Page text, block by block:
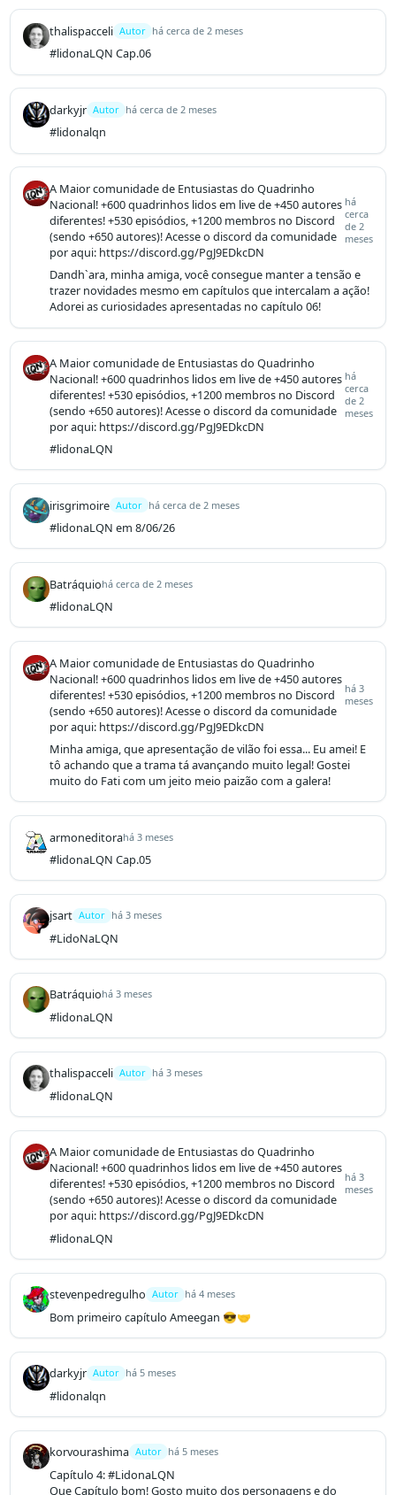
thalispacceli Autor há cerca de 2 meses
#lidonaLQN Cap.06
darkyjr Autor há cerca de 2 meses
#lidonalqn
A Maior comunidade de Entusiastas do Quadrinho
Nacional! +600 quadrinhos lidos em live de +450 autores
diferentes! +530 episódios, +1200 membros no Discord
(sendo +650 autores)! Acesse o discord da comunidade
por aqui: https://discord.gg/PgJ9EDkcDN
há
cerca
de 2
meses
Dandh`ara, minha amiga, você consegue manter a tensão e
trazer novidades mesmo em capítulos que intercalam a ação!
Adorei as curiosidades apresentadas no capítulo 06!
A Maior comunidade de Entusiastas do Quadrinho
Nacional! +600 quadrinhos lidos em live de +450 autores
diferentes! +530 episódios, +1200 membros no Discord
(sendo +650 autores)! Acesse o discord da comunidade
por aqui: https://discord.gg/PgJ9EDkcDN
há
cerca
de 2
meses
#lidonaLQN
irisgrimoire Autor há cerca de 2 meses
#lidonaLQN em 8/06/26
Batráquiohá cerca de 2 meses
#lidonaLQN
A Maior comunidade de Entusiastas do Quadrinho
Nacional! +600 quadrinhos lidos em live de +450 autores
diferentes! +530 episódios, +1200 membros no Discord
(sendo +650 autores)! Acesse o discord da comunidade
por aqui: https://discord.gg/PgJ9EDkcDN
há 3
meses
Minha amiga, que apresentação de vilão foi essa... Eu amei! E
tô achando que a trama tá avançando muito legal! Gostei
muito do Fati com um jeito meio paizão com a galera!
armoneditorahá 3 meses
#lidonaLQN Cap.05
jsart Autor há 3 meses
#LidoNaLQN
Batráquiohá 3 meses
#lidonaLQN
thalispacceli Autor há 3 meses
#lidonaLQN
A Maior comunidade de Entusiastas do Quadrinho
Nacional! +600 quadrinhos lidos em live de +450 autores
diferentes! +530 episódios, +1200 membros no Discord
(sendo +650 autores)! Acesse o discord da comunidade
por aqui: https://discord.gg/PgJ9EDkcDN
há 3
meses
#lidonaLQN
stevenpedregulho Autor há 4 meses
Bom primeiro capítulo Ameegan 😎🤝
darkyjr Autor há 5 meses
#lidonalqn
korvourashima Autor há 5 meses
Capítulo 4: #LidonaLQN
Que Capítulo bom! Gosto muito dos personagens e do